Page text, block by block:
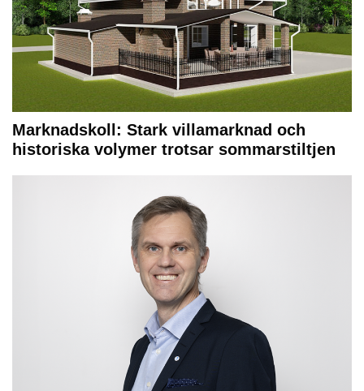
Marknadskoll: Stark villamarknad och
historiska volymer trotsar sommarstiltjen